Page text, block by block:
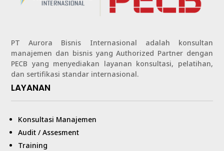
PT Aurora Bisnis Internasional adalah konsultan
manajemen dan bisnis yang Authorized Partner dengan
PECB yang menyediakan layanan konsultasi, pelatihan,
dan sertifikasi standar internasional.
LAYANAN
Konsultasi Manajemen
Audit / Assesment
Training